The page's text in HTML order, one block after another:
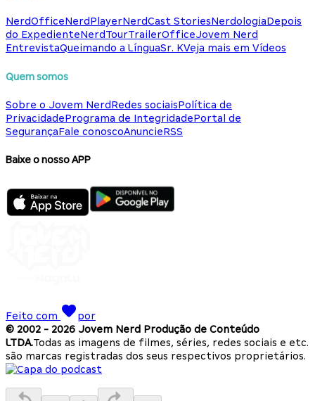
NerdOfficeNerdPlayerNerdCast StoriesNerdologiaDepois
do ExpedienteNerdTourTrailerOfficeJovem Nerd
EntrevistaQueimando a LínguaSr. KVeja mais em Vídeos
Quem somos
Sobre o Jovem NerdRedes sociaisPolítica de
PrivacidadePrograma de IntegridadePortal de
SegurançaFale conoscoAnuncieRSS
Baixe o nosso APP
Feito com
por
© 2002 - 2026 Jovem Nerd Produção de Conteúdo
LTDA.Todas as imagens de filmes, séries, redes sociais e etc.
são marcas registradas dos seus respectivos proprietários.